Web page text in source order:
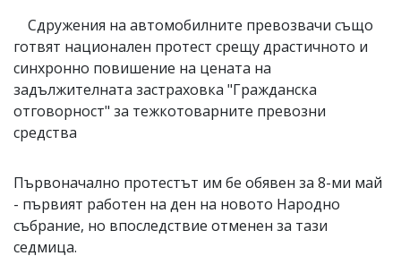
Сдружения на автомобилните превозвачи също
готвят национален протест срещу драстичното и
синхронно повишение на цената на
задължителната застраховка "Гражданска
отговорност" за тежкотоварните превозни
средства
Първоначално протестът им бе обявен за 8-ми май
- първият работен на ден на новото Народно
събрание, но впоследствие отменен за тази
седмица.